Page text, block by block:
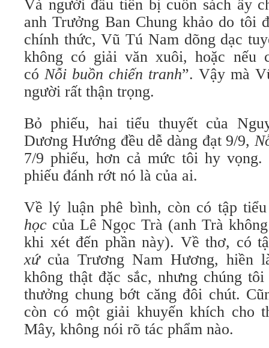
Và người đầu tiên bị cuốn sách ấy
anh Trưởng Ban Chung khảo do tôi
chính thức, Vũ Tú Nam dõng dạc
không có giải văn xuôi, hoặc nếu
có Nỗi buồn chiến tranh”. Vậy mà
người rất thận trọng.
Bỏ phiếu, hai tiểu thuyết của
Dương Hướng đều dễ dàng đạt 9/9,
7/9 phiếu, hơn cả mức tôi hy
phiếu đánh rớt nó là của ai.
Về lý luận phê bình, còn có tập
học của Lê Ngọc Trà (anh Trà
khi xét đến phần này). Về thơ, có
xứcủa Trương Nam Hương, hiền
không thật đặc sắc, nhưng chúng
thưởng chung bớt căng đôi chút.
còn có một giải khuyến khích cho
Mây, không nói rõ tác phẩm nào.